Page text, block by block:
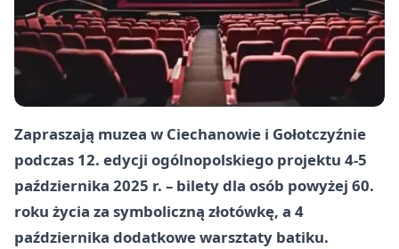
Zapraszają muzea w Ciechanowie i Gołotczyźnie
podczas 12. edycji ogólnopolskiego projektu 4-5
października 2025 r. – bilety dla osób powyżej 60.
roku życia za symboliczną złotówkę, a 4
października dodatkowe warsztaty batiku.